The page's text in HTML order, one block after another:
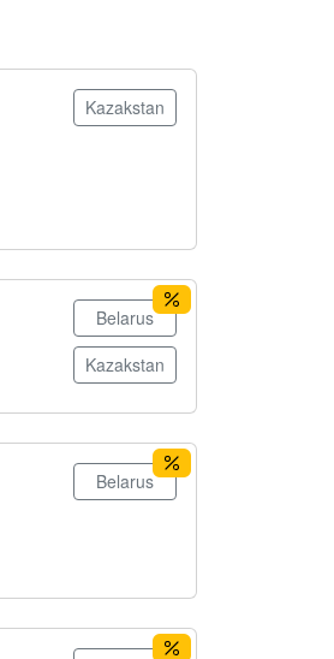
Kazakstan
Belarus
Kazakstan
Belarus